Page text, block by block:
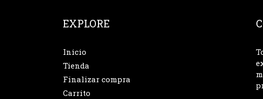
EXPLORE
Inicio
Tienda
Finalizar compra
Carrito